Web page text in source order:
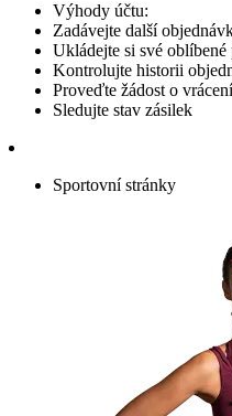
Výhody účtu:
Zadávejte další
Ukládejte si své
Kontrolujte historii
Proveďte žádost o
Sledujte stav zásilek
Sportovní stránky